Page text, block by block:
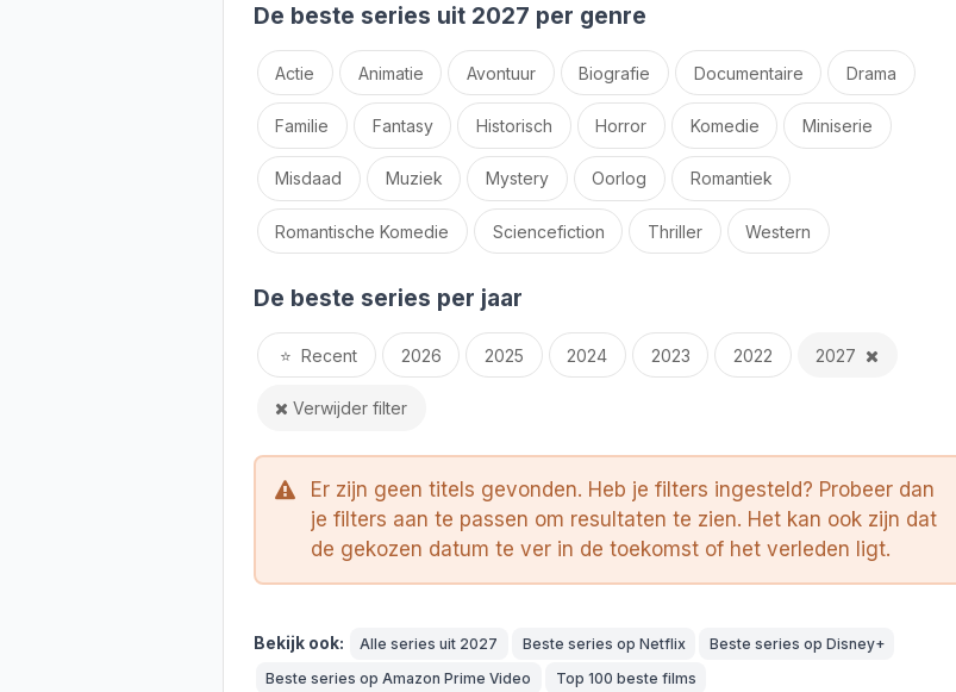
De beste series uit 2027 per genre
Actie Animatie Avontuur Biografie Documentaire Drama
Familie Fantasy Historisch Horror Komedie Miniserie
Misdaad Muziek Mystery Oorlog Romantiek
Romantische Komedie Sciencefiction Thriller Western
De beste series per jaar
⭐️ Recent 2026 2025 2024 2023 2022 2027
Verwijder filter
Er zijn geen titels gevonden. Heb je filters ingesteld? Probeer dan
je filters aan te passen om resultaten te zien. Het kan ook zijn dat
de gekozen datum te ver in de toekomst of het verleden ligt.
Bekijk ook: Alle series uit 2027 Beste series op Netflix
Beste series op Disney+
Beste series op Amazon Prime Video
Top 100 beste films